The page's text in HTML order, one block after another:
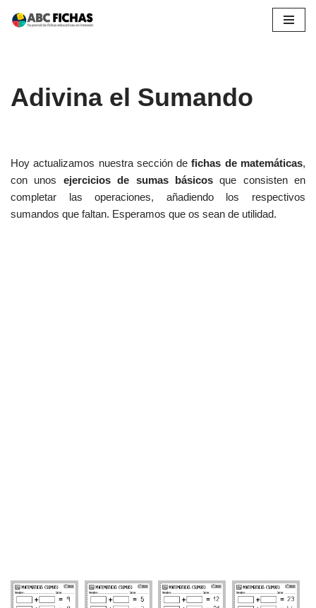
Adivina el Sumando
Hoy actualizamos nuestra sección defichas de matemáticas,
con unos ejercicios de sumas básicosque consisten en
completar las operaciones, añadiendo los respectivos
sumandos que faltan. Esperamos que os sean de utilidad.